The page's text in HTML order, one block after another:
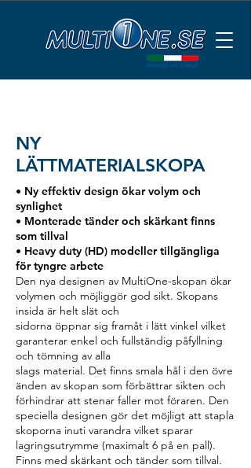
NY
LÄTTMATERIALSKOPA
• Ny effektiv design ökar volym och
synlighet
• Monterade tänder och skärkant finns
som tillval
• Heavy duty (HD) modeller tillgängliga
för tyngre arbete
Den nya designen av MultiOne-skopan ökar
volymen och möjliggör god sikt. Skopans
insida är helt slät och
sidorna öppnar sig framåt i lätt vinkel vilket
garanterar enkel och fullständig påfyllning
och tömning av alla
slags material. Det finns smala hål i den övre
änden av skopan som förbättrar sikten och
förhindrar att stenar faller mot föraren. Den
speciella designen gör det möjligt att stapla
skoporna inuti varandra vilket sparar
lagringsutrymme (maximalt 6 på en pall).
Finns med skärkant och tänder som tillval.